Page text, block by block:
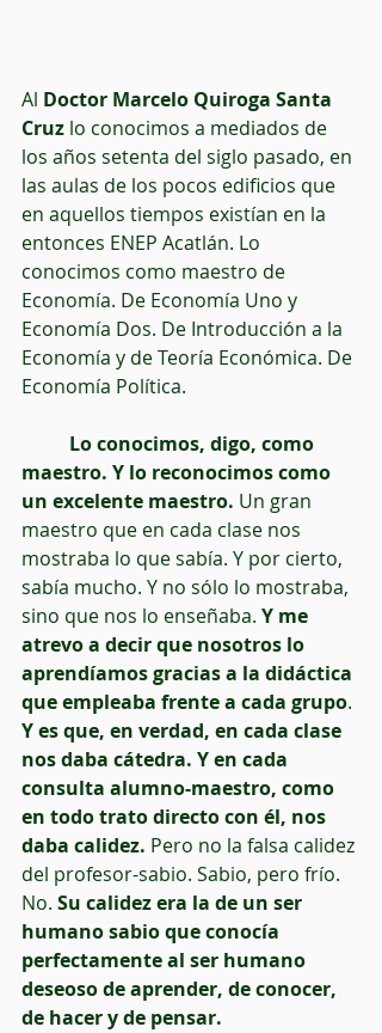
Al Doctor Marcelo Quiroga Santa
Cruz lo conocimos a mediados de
los años setenta del siglo pasado, en
las aulas de los pocos edificios que
en aquellos tiempos existían en la
entonces ENEP Acatlán. Lo
conocimos como maestro de
Economía. De Economía Uno y
Economía Dos. De Introducción a la
Economía y de Teoría Económica. De
Economía Política.
Lo conocimos, digo, como
maestro. Y lo reconocimos como
un excelente maestro. Un gran
maestro que en cada clase nos
mostraba lo que sabía. Y por cierto,
sabía mucho. Y no sólo lo mostraba,
sino que nos lo enseñaba. Y me
atrevo a decir que nosotros lo
aprendíamos gracias a la didáctica
que empleaba frente a cada grupo.
Y es que, en verdad, en cada clase
nos daba cátedra. Y en cada
consulta alumno-maestro, como
en todo trato directo con él, nos
daba calidez. Pero no la falsa calidez
del profesor-sabio. Sabio, pero frío.
No. Su calidez era la de un ser
humano sabio que conocía
perfectamente al ser humano
deseoso de aprender, de conocer,
de hacer y de pensar.